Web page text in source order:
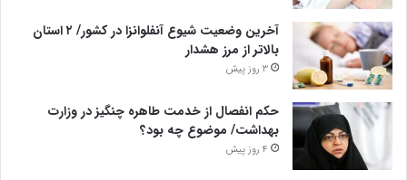
آخرین وضعیت شیوع آنفلوانزا در کشور/ ۲ استان
بالاتر از مرز هشدار
3 روز پیش
حکم انفصال از خدمت طاهره چنگیز در وزارت
بهداشت/ موضوع چه بود؟
4 روز پیش